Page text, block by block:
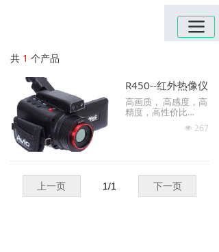
共 1 个产品
R450--红外热像仪
高画质， 高感度，高
精度，高性价比
广泛应用于从结构物
体到微小部品领域的
8°， 像素：480×36
0；空间分辨率：0.87
mrad ， 常温~150
0℃
넶 267
上一页 下一页
1/1
끀